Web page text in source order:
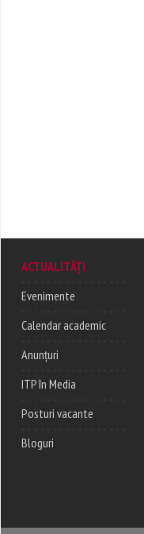
ACTUALITĂȚI
Evenimente
Calendar academic
Anunțuri
ITP în Media
Posturi vacante
Bloguri